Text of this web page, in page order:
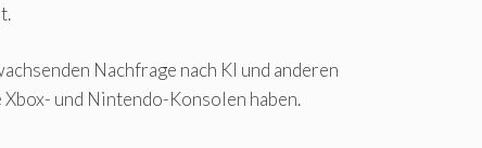
Nachfrage nach KI und anderen
und Nintendo-Konsolen haben.